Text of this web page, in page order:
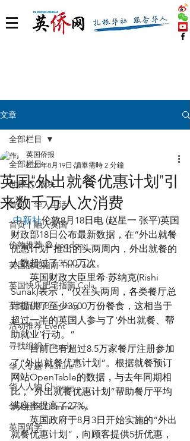
文章
全部栏目
世界 🌎 版块
首页丨华人生活
首页丨融入英国
伦敦推荐 🎡 London
英国脱宅指南 Time out
英国快乐肥宅指南 Cola
英国品牌 Branding
活动推荐 Event
寻找组织 Friends
华人专题 Feature
华人人物 Chinese
华人社区 Community
英国留学
全部栏目
英国“外出就餐优惠计划”引
来数千万人次消费
英国侨报
2020年8月19日 讀畢需時 2 分鐘
中新社伦敦8月18日电 (赵星一 张平)英国
财政部18日公布最新数据，在“外出就餐
优惠计划”推出的头两周内，外出就餐的
人数超过了3500万次。
英国财政大臣里希·苏纳克(Rishi
Sunak)表示，“仅在头两周，各类餐厅总
计提供了至少3500万份餐食，这相当于
超过一半的英国人参与了‘外出就餐、帮
助就业’行动。”
目前已有超过8.5万家餐厅注册参加
了“外出就餐优惠计划”。根据就餐预订
网站OpenTable的数据，与去年同期相
比，“外出就餐优惠计划”帮助餐厅平均
满座率提高了27%。
英国政府于8月3日开始实施的“外出
就餐优惠计划”，向顾客提供5折优惠，